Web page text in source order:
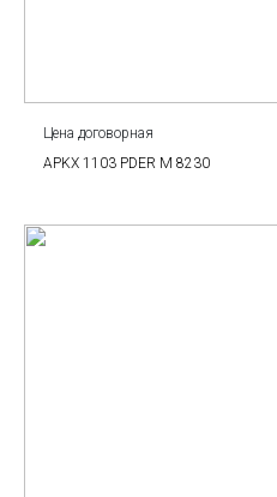
Цена договорная
APKX 1103 PDER M 8230